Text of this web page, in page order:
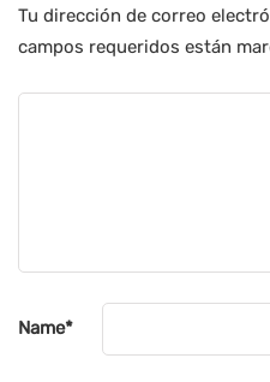
Tu dirección de correo
campos requeridos están
Name*